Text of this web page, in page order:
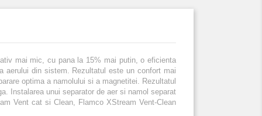
mai mic, cu pana la 15% mai putin, o eficienta
aerului din sistem. Rezultatul este un confort mai
optima a namolului si a magnetitei. Rezultatul
Instalarea unui separator de aer si namol separat
Vent cat si Clean, Flamco XStream Vent-Clean